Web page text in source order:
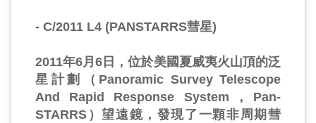
- C/2011 L4 (PANSTARRS彗星)
2011年6月6日，位於美國夏威夷火山頂的泛
星計劃（Panoramic Survey Telescope
And Rapid Response System，Pan-
STARRS）望遠鏡，發現了一顆非周期彗